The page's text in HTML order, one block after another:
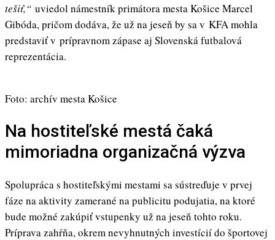
tešiť,“ uviedol námestník primátora mesta Košice Marcel
Gibóda, pričom dodáva, že už na jeseň by sa v KFA mohla
predstaviť v prípravnom zápase aj Slovenská futbalová
reprezentácia.
Foto: archív mesta Košice
Na hostiteľské mestá čaká
mimoriadna organizačná výzva
Spolupráca s hostiteľskými mestami sa sústreďuje v prvej
fáze na aktivity zamerané na publicitu podujatia, na ktoré
bude možné zakúpiť vstupenky už na jeseň tohto roku.
Príprava zahŕňa, okrem nevyhnutných investícií do športovej